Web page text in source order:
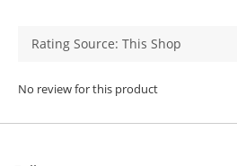
No review for this product